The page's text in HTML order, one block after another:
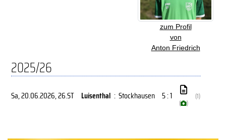
zum Profil
von
Anton Friedrich
2025/26
Sa, 20.06.2026, 26.ST Luisenthal : Stockhausen 5 : 1
( )
(1)